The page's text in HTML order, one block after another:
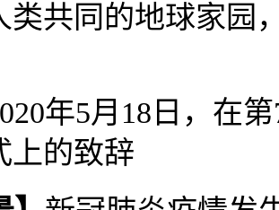
类共同的地球家园
年5月18日，在第
上的致辞